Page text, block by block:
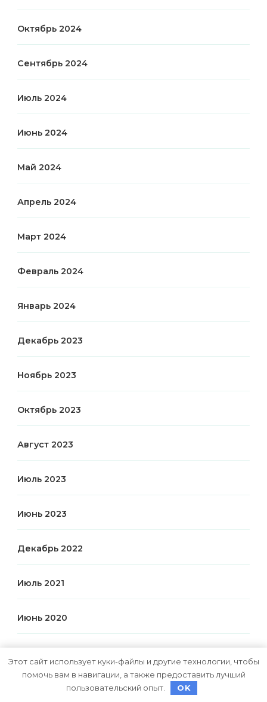
Октябрь 2024
Сентябрь 2024
Июль 2024
Июнь 2024
Май 2024
Апрель 2024
Март 2024
Февраль 2024
Январь 2024
Декабрь 2023
Ноябрь 2023
Октябрь 2023
Август 2023
Июль 2023
Июнь 2023
Декабрь 2022
Июль 2021
Июнь 2020
Этот сайт использует куки-файлы и другие технологии, чтобы
помочь вам в навигации, а также предоставить лучший
пользовательский опыт.
OK